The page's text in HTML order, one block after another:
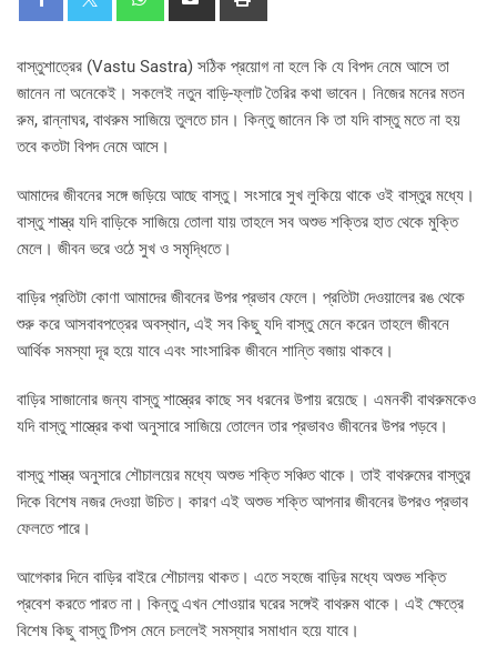
বাস্তুশাত্রের (Vastu Sastra) সঠিক প্রয়োগ না হলে কি যে বিপদ নেমে আসে তা
জানেন না অনেকেই। সকলেই নতুন বাড়ি-ফ্লাট তৈরির কথা ভাবেন। নিজের মনের মতন
রুম, রান্নাঘর, বাথরুম সাজিয়ে তুলতে চান। কিন্তু জানেন কি তা যদি বাস্তু মতে না হয়
তবে কতটা বিপদ নেমে আসে।
আমাদের জীবনের সঙ্গে জড়িয়ে আছে বাস্তু। সংসারে সুখ লুকিয়ে থাকে ওই বাস্তুর মধ্যে।
বাস্তু শাস্ত্র যদি বাড়িকে সাজিয়ে তোলা যায় তাহলে সব অশুভ শক্তির হাত থেকে মুক্তি
মেলে। জীবন ভরে ওঠে সুখ ও সমৃদ্ধিতে।
বাড়ির প্রতিটা কোণা আমাদের জীবনের উপর প্রভাব ফেলে। প্রতিটা দেওয়ালের রঙ থেকে
শুরু করে আসবাবপত্রের অবস্থান, এই সব কিছু যদি বাস্তু মেনে করেন তাহলে জীবনে
আর্থিক সমস্যা দূর হয়ে যাবে এবং সাংসারিক জীবনে শান্তি বজায় থাকবে।
বাড়ির সাজানোর জন্য বাস্তু শাস্ত্রের কাছে সব ধরনের উপায় রয়েছে। এমনকী বাথরুমকেও
যদি বাস্তু শাস্ত্রের কথা অনুসারে সাজিয়ে তোলেন তার প্রভাবও জীবনের উপর পড়বে।
বাস্তু শাস্ত্র অনুসারে শৌচালয়ের মধ্যে অশুভ শক্তি সঞ্চিত থাকে। তাই বাথরুমের বাস্তুর
দিকে বিশেষ নজর দেওয়া উচিত। কারণ এই অশুভ শক্তি আপনার জীবনের উপরও প্রভাব
ফেলতে পারে।
আগেকার দিনে বাড়ির বাইরে শৌচালয় থাকত। এতে সহজে বাড়ির মধ্যে অশুভ শক্তি
প্রবেশ করতে পারত না। কিন্তু এখন শোওয়ার ঘরের সঙ্গেই বাথরুম থাকে। এই ক্ষেত্রে
বিশেষ কিছু বাস্তু টিপস মেনে চললেই সমস্যার সমাধান হয়ে যাবে।